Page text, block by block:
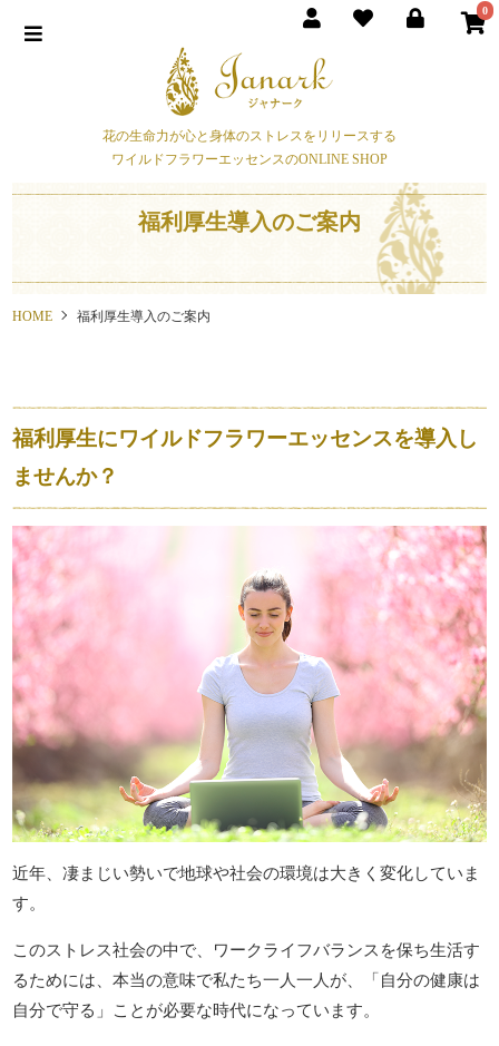
0
花の生命力が心と身体のストレスをリリースする
ワイルドフラワーエッセンスのONLINE SHOP
福利厚生導入のご案内
HOME 福利厚生導入のご案内
福利厚生にワイルドフラワーエッセンスを導入し
ませんか？
近年、凄まじい勢いで地球や社会の環境は大きく変化していま
す。
このストレス社会の中で、ワークライフバランスを保ち生活す
るためには、本当の意味で私たち一人一人が、「自分の健康は
自分で守る」ことが必要な時代になっています。